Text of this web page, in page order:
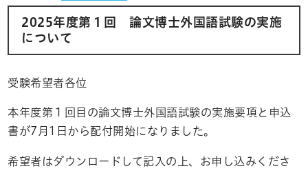
2025年度第１回 論文博士外国語試験の実施
について
受験希望者各位
本年度第１回目の論文博士外国語試験の実施要項と申込
書が7月1日から配付開始になりました。
希望者はダウンロードして記入の上、お申し込みくださ